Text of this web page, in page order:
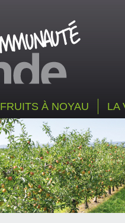
FRUITS À NOYAU
LA